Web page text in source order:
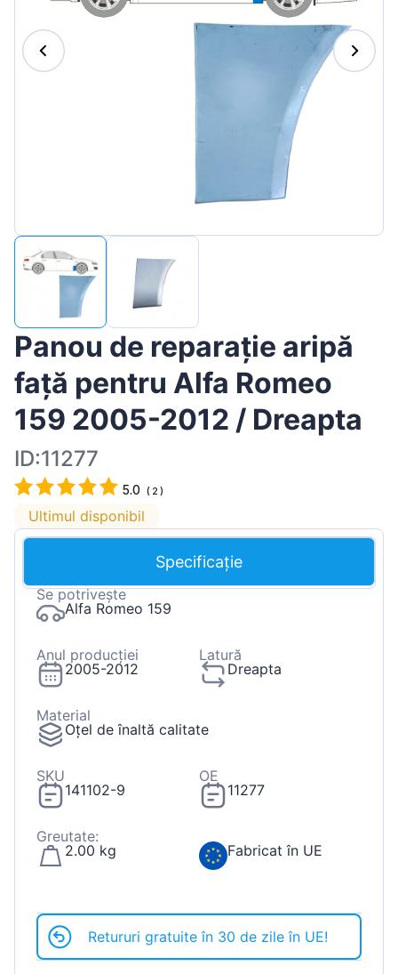
Magyar
Panou de reparație aripă
față pentru Alfa Romeo
159 2005-2012 / Dreapta
ID:11277
5.0 ( 2 )
Ultimul disponibil
Specificație
Se potrivește
Alfa Romeo 159
Anul producției
2005-2012
Latură
Dreapta
Material
Oțel de înaltă calitate
SKU
141102-9
OE
11277
Greutate:
2.00 kg
Fabricat în UE
Retururi gratuite în 30 de zile în UE!